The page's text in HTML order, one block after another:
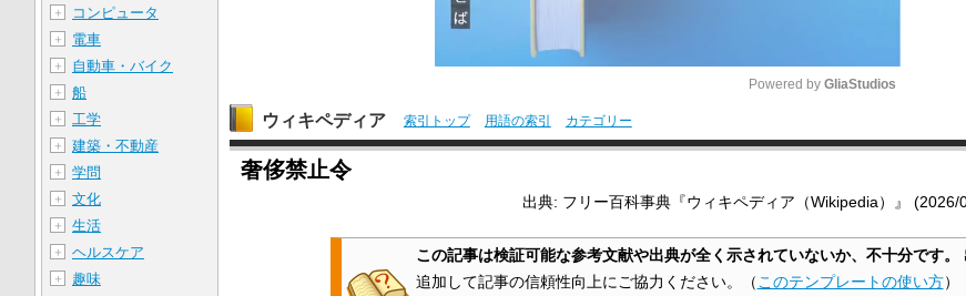
M
t
e
Powered by GliaStudios
ウィキペディア 索引トップ 用語の索引 カテゴリー
奢侈禁止令
出典: フリー百科事典『ウィキペディア（Wikipedia）』
この記事は検証可能な参考文献や出典が全く示されていないか、不十分です。
追加して記事の信頼性向上にご協力ください。
（このテンプレートの使い方）
＋ コンピュータ
＋ 電車
＋ 自動車・バイク
＋ 船
＋ 工学
＋ 建築・不動産
＋ 学問
＋ 文化
＋ 生活
＋ ヘルスケア
＋ 趣味